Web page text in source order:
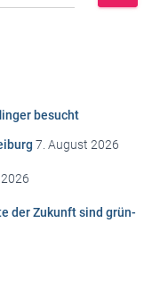
besucht
7. August 2026
der Zukunft sind grün-